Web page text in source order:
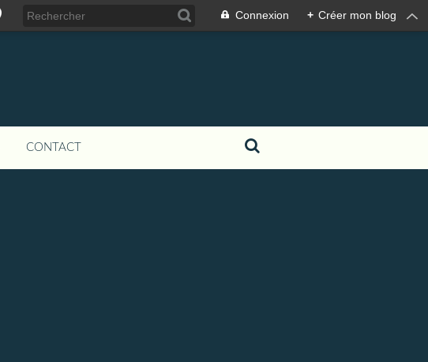
Connexion + Créer mon blog
CONTACT